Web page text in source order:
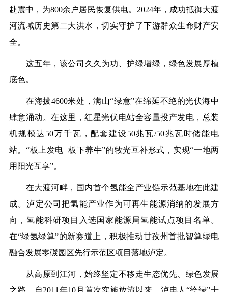
赴震中，为800余户居民恢复供电。2024年，成功抵御大渡
河流域历史第二大洪水，切实守护了下游群众生命财产安
全。
这五年， 该公司 久久为功、护绿增绿，绿色发展厚植
底色。
在海拔4600米处，满山“绿意”在绵延不绝的光伏海中
肆意涌动。在这里，红星光伏电站全容量投产发电，总装
机规模达50万千瓦，配套建设50兆瓦/50兆瓦时储能电
站。“板上发电+板下养牛”的牧光互补形式，实现“一地两
用阳光互享”。
在大渡河畔，国内首个氢能全产业链示范基地在此建
成。泸定公司把氢能产业作为可再生能源消纳的发展方
向，氢能科研项目入选国家能源局氢能试点项目名单。
在“绿氢绿算”的新赛道上，积极推动甘孜州首批智算绿电
融合发展零碳园区先行示范区项目落地泸定。
从高原到江河，始终坚定不移走生态优先、绿色发展